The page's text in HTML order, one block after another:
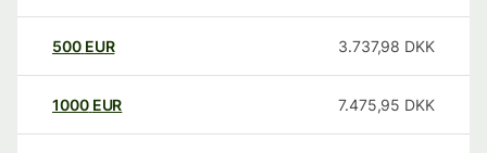
500 EUR 3.737,98 DKK
1000 EUR 7.475,95 DKK